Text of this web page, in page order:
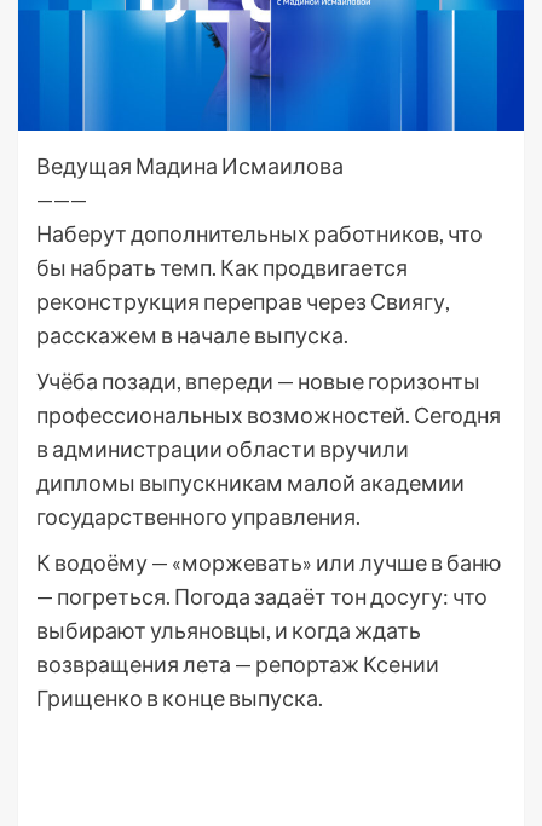
Ведущая Мадина Исмаилова
———
Наберут дополнительных работников, что
бы набрать темп. Как продвигается
реконструкция переправ через Свиягу,
расскажем в начале выпуска.
Учёба позади, впереди — новые горизонты
профессиональных возможностей. Сегодня
в администрации области вручили
дипломы выпускникам малой академии
государственного управления.
К водоёму — «моржевать» или лучше в баню
— погреться. Погода задаёт тон досугу: что
выбирают ульяновцы, и когда ждать
возвращения лета — репортаж Ксении
Грищенко в конце выпуска.